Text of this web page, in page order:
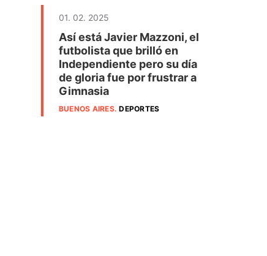
01. 02. 2025
Así está Javier Mazzoni, el
futbolista que brilló en
Independiente pero su día
de gloria fue por frustrar a
Gimnasia
BUENOS AIRES.DEPORTES